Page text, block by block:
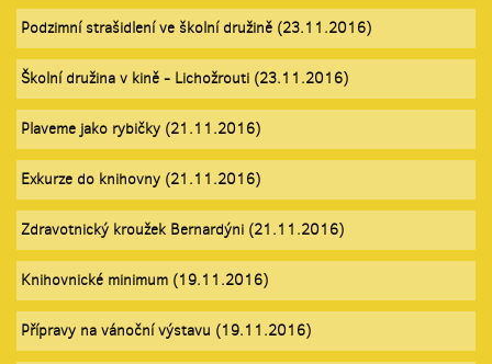
Podzimní strašidlení ve školní družině (23.11.2016)
Školní družina v kině - Lichožrouti (23.11.2016)
Plaveme jako rybičky (21.11.2016)
Exkurze do knihovny (21.11.2016)
Zdravotnický kroužek Bernardýni (21.11.2016)
Knihovnické minimum (19.11.2016)
Přípravy na vánoční výstavu (19.11.2016)